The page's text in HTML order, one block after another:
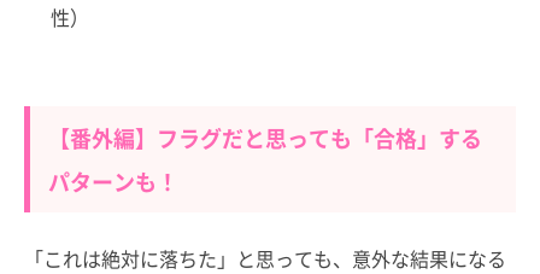
性）
【番外編】フラグだと思っても「合格」する
パターンも！
「これは絶対に落ちた」と思っても、意外な結果になる